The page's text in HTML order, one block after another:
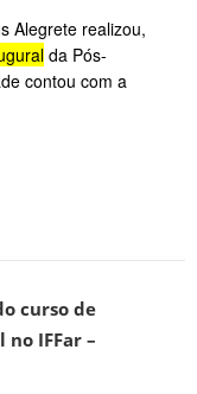
Alegrete realizou,
da Pós-
contou com a
curso de
IFFar –